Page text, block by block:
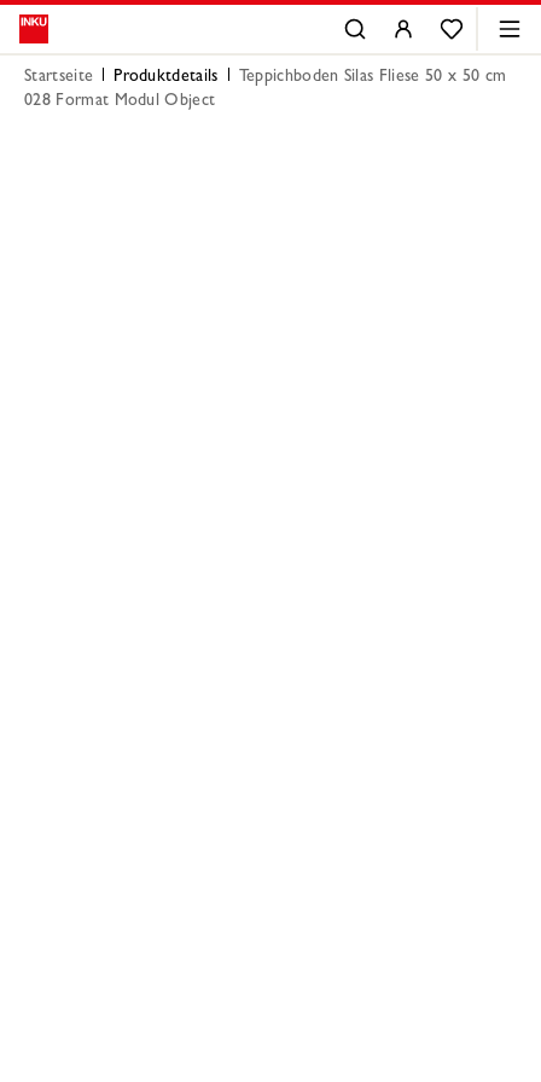
Startseite Produktdetails
Teppichboden Silas Fliese 50 x 50 cm
028 Format Modul Object